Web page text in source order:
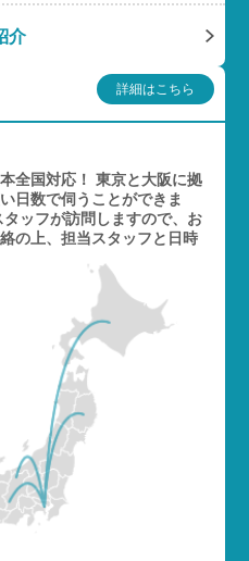
介
詳細はこちら
全国対応！ 東京と大阪に拠
日数で伺うことができま
ッフが訪問しますので、お
の上、担当スタッフと日時